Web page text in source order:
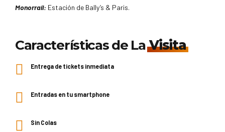
Monorraíl: Estación de Bally’s & Paris.
Características de LaVisita
Entrega de tickets inmediata
Entradas en tu smartphone
Sin Colas